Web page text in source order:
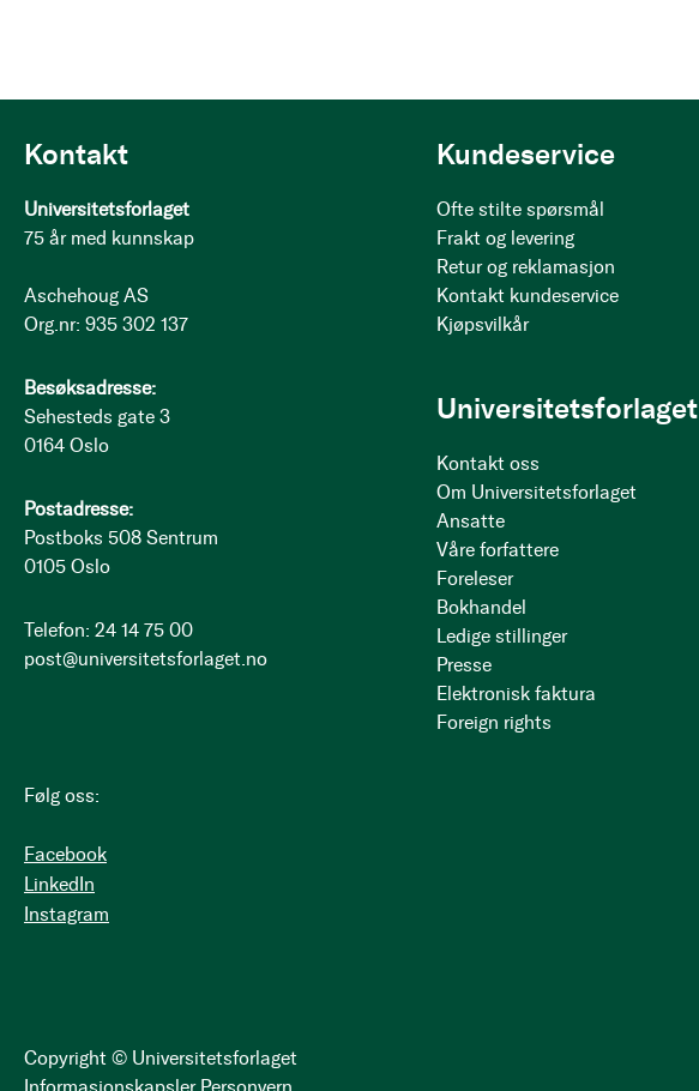
Kontakt
Universitetsforlaget
75 år med kunnskap
Aschehoug AS
Org.nr: 935 302 137
Besøksadresse:
Sehesteds gate 3
0164 Oslo
Postadresse:
Postboks 508 Sentrum
0105 Oslo
Telefon: 24 14 75 00
post@universitetsforlaget.no
Følg oss:
Facebook
LinkedIn
Instagram
Copyright © Universitetsforlaget
Kundeservice
Ofte stilte spørsmål
Frakt og levering
Retur og reklamasjon
Kontakt kundeservice
Kjøpsvilkår
Universitetsforlaget
Kontakt oss
Om Universitetsforlaget
Ansatte
Våre forfattere
Foreleser
Bokhandel
Ledige stillinger
Presse
Elektronisk faktura
Foreign rights